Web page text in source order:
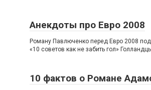
Анекдоты про Евро 2008
Роману Павлюченко перед Евро 2008
«10 советов как не забить гол»
10 фактов о Романе